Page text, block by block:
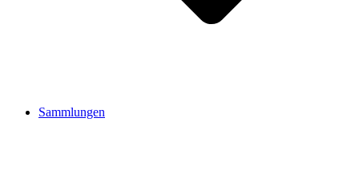
Sammlungen